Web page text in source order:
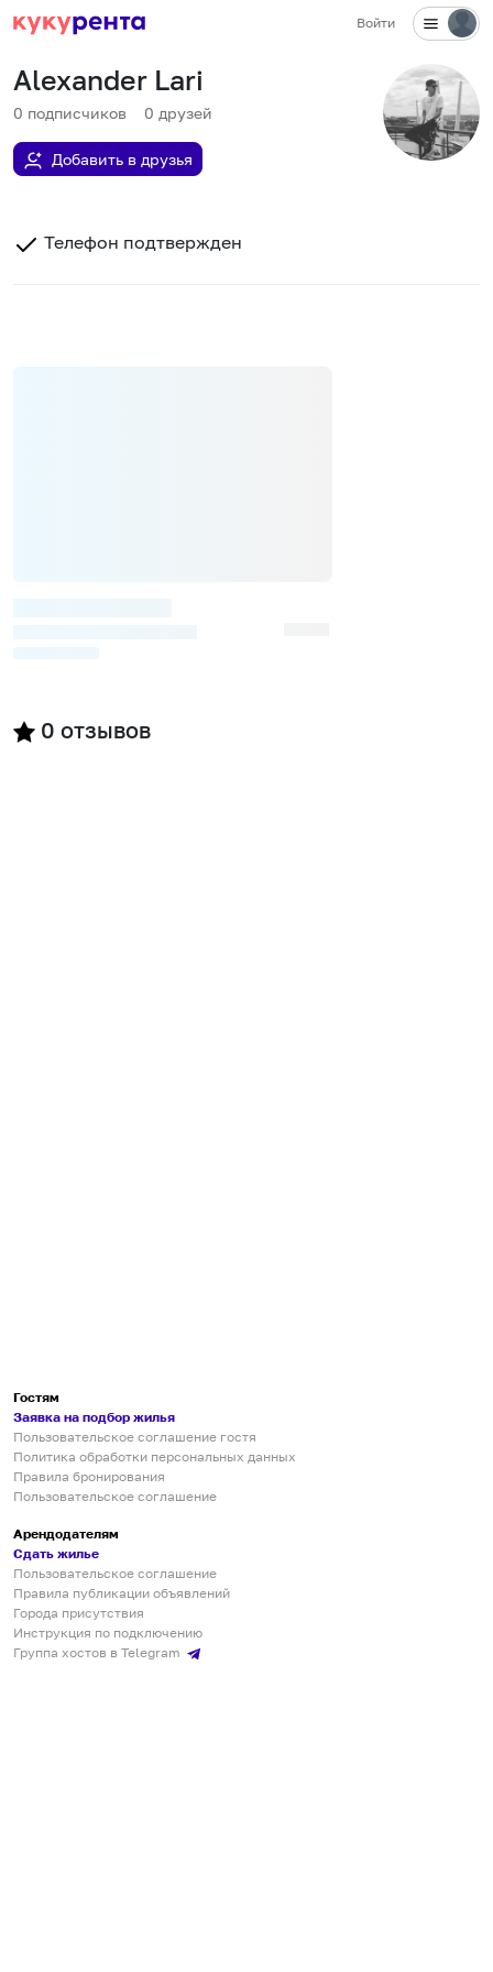
Войти
Alexander Lari
0 подписчиков 0 друзей
Добавить в друзья
Телефон подтвержден
0 отзывов
Гостям
Заявка на подбор жилья
Пользовательское соглашение гостя
Политика обработки персональных данных
Правила бронирования
Пользовательское соглашение
Арендодателям
Сдать жилье
Пользовательское соглашение
Правила публикации объявлений
Города присутствия
Инструкция по подключению
Группа хостов в Telegram